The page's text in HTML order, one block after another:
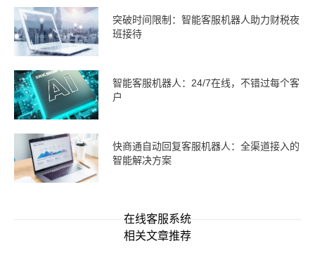
突破时间限制：智能客服机器人助力财税夜
班接待
智能客服机器人：24/7在线，不错过每个客
户
快商通自动回复客服机器人：全渠道接入的
智能解决方案
在线客服系统
相关文章推荐